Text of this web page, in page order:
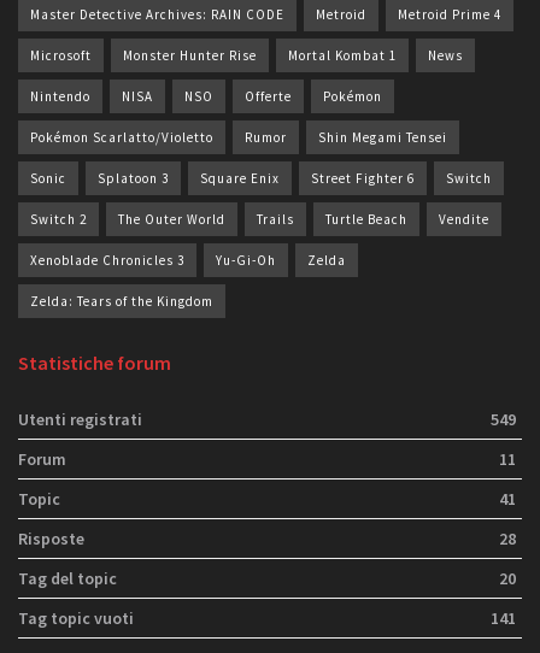
Master Detective Archives: RAIN CODE Metroid Metroid Prime 4
Microsoft Monster Hunter Rise Mortal Kombat 1 News
Nintendo NISA NSO Offerte Pokémon
Pokémon Scarlatto/Violetto Rumor Shin Megami Tensei
Sonic Splatoon 3 Square Enix Street Fighter 6 Switch
Switch 2 The Outer World Trails Turtle Beach Vendite
Xenoblade Chronicles 3 Yu-Gi-Oh Zelda
Zelda: Tears of the Kingdom
Statistiche forum
Utenti registrati
549
Forum
11
Topic
41
Risposte
28
Tag del topic
20
Tag topic vuoti
141